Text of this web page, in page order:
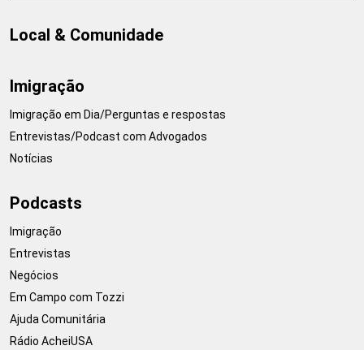
Local & Comunidade
Imigração
Imigração em Dia/Perguntas e respostas
Entrevistas/Podcast com Advogados
Notícias
Podcasts
Imigração
Entrevistas
Negócios
Em Campo com Tozzi
Ajuda Comunitária
Rádio AcheiUSA